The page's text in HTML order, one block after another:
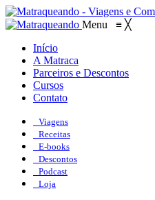
Menu ≡ ╳
Início
A Matraca
Parceiros e Descontos
Cursos
Contato
Viagens
Receitas
E-books
Descontos
Podcast
Loja